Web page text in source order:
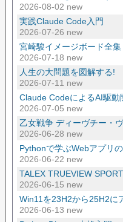
2026-08-02 new
実践Claude Code入門
2026-07-26 new
宮崎駿イメージボード全
2026-07-18 new
人生の大問題を図解する!
2026-07-11 new
Claude CodeによるAI駆動
2026-07-05 new
乙女戦争 ディーヴチー・
2026-06-28 new
Pythonで学ぶWebアプリ
2026-06-22 new
TALEX TRUEVIEW
2026-06-15 new
Win11を23H2から25H2に
2026-06-13 new